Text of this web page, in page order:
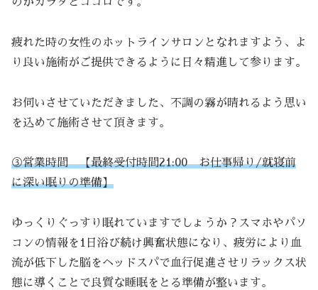
疲れた時の女性のホットラインサロンとなれますよう、よ
り良い施術がご提供できるように日々精進して参ります。
お伺いさせていただきました、不調の霧が晴れるよう思い
を込めて施術させて頂きます。
③営業時間 【最終受付時間21:00 お仕事帰り/就寝前
に深い眠りの準備】
ゆっくりぐっすり眠れていますでしょうか？スマホやパソ
コンの情報を1日浴び続け興奮状態になり、疲労により血
流が低下した脳をヘッドスパで血行促進させリラックス状
態に導くことで良質な睡眠をとる準備が整います。